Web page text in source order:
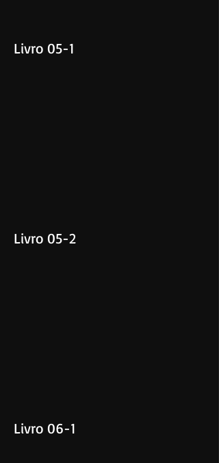
Livro 05-1
Livro 05-2
Livro 06-1